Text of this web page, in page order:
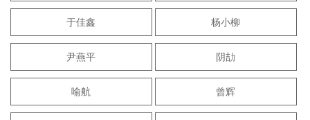
于佳鑫 杨小柳
尹燕平 阴劼
喻航 曾辉